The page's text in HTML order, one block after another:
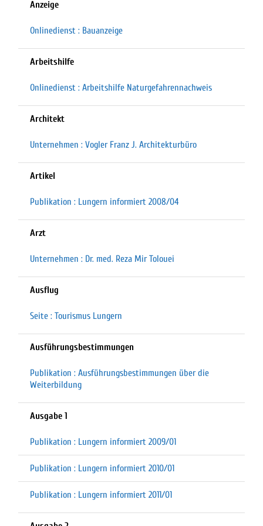
Anzeige
Onlinedienst : Bauanzeige
Arbeitshilfe
Onlinedienst : Arbeitshilfe Naturgefahrennachweis
Architekt
Unternehmen : Vogler Franz J. Architekturbüro
Artikel
Publikation : Lungern informiert 2008/04
Arzt
Unternehmen : Dr. med. Reza Mir Tolouei
Ausflug
Seite : Tourismus Lungern
Ausführungsbestimmungen
Publikation : Ausführungsbestimmungen über die
Weiterbildung
Ausgabe 1
Publikation : Lungern informiert 2009/01
Publikation : Lungern informiert 2010/01
Publikation : Lungern informiert 2011/01